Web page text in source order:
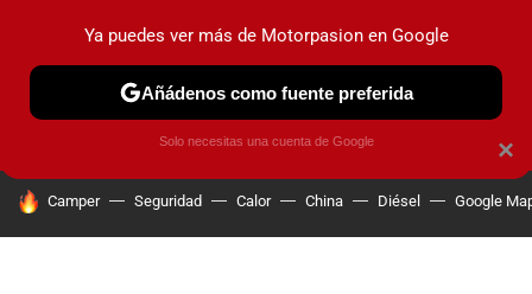
PRUEBAS COCHES ELÉCTRICOS OBSERVATORIO
HOY SE HABLA DE
Camper Seguridad Calor China Diésel Google
×
Ya puedes ver más de Motorpasion en Google
Añádenos como fuente preferida
Solo necesitas una cuenta de Google